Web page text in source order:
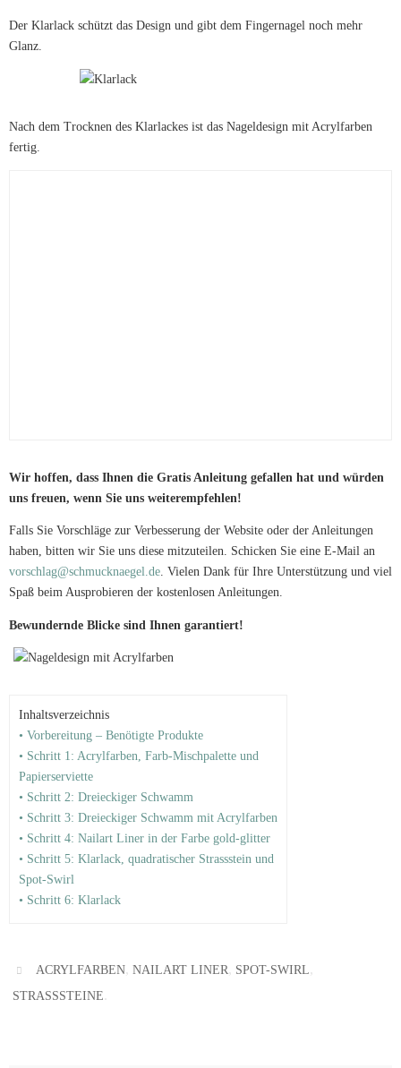
Der Klarlack schützt das Design und gibt dem Fingernagel noch mehr
Glanz.
Nach dem Trocknen des Klarlackes ist das Nageldesign mit Acrylfarben
fertig.
Wir hoffen, dass Ihnen die Gratis Anleitung gefallen hat und würden
uns freuen, wenn Sie uns weiterempfehlen!
Falls Sie Vorschläge zur Verbesserung der Website oder der Anleitungen
haben, bitten wir Sie uns diese mitzuteilen. Schicken Sie eine E-Mail an
vorschlag@schmucknaegel.de. Vielen Dank für Ihre Unterstützung und viel
Spaß beim Ausprobieren der kostenlosen Anleitungen.
Bewundernde Blicke sind Ihnen garantiert!
Inhaltsverzeichnis
• Vorbereitung – Benötigte Produkte
• Schritt 1: Acrylfarben, Farb-Mischpalette und
Papierserviette
• Schritt 2: Dreieckiger Schwamm
• Schritt 3: Dreieckiger Schwamm mit Acrylfarben
• Schritt 4: Nailart Liner in der Farbe gold-glitter
• Schritt 5: Klarlack, quadratischer Strassstein und
Spot-Swirl
• Schritt 6: Klarlack
ACRYLFARBEN,NAILART LINER, SPOT-SWIRL,
STRASSSTEINE